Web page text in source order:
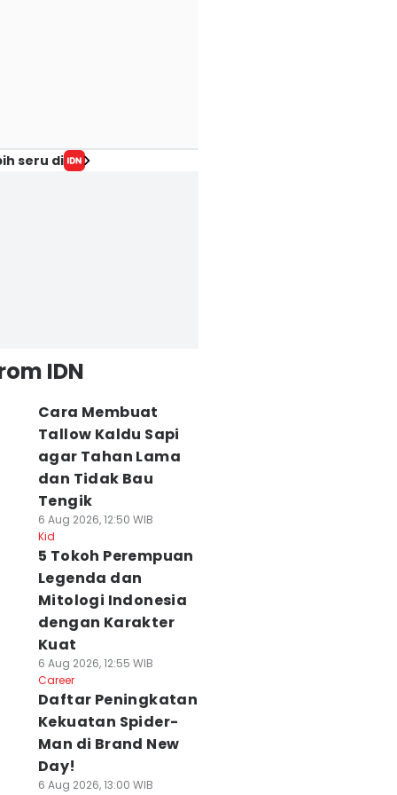
seru di
IDN
Cara Membuat
Tallow Kaldu Sapi
agar Tahan Lama
dan Tidak Bau
Tengik
6 Aug 2026, 12:50 WIB
Kid
5 Tokoh Perempuan
Legenda dan
Mitologi Indonesia
dengan Karakter
Kuat
6 Aug 2026, 12:55 WIB
Career
Daftar Peningkatan
Kekuatan Spider-
Man di Brand New
Day!
6 Aug 2026, 13:00 WIB